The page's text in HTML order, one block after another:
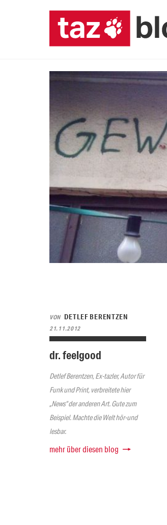
VON DETLEF BERENTZEN
21.11.2012
dr. feelgood
Detlef Berentzen, Ex-tazler, Autor für
Funk und Print, verbreitete hier
„News“ der anderen Art. Gute zum
Beispiel. Machte die Welt hör-und
lesbar.
mehr über diesen blog